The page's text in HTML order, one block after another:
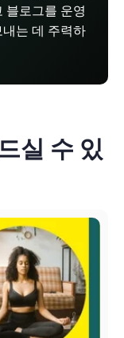
블로그를 운영
는 데 주력하
실 수 있